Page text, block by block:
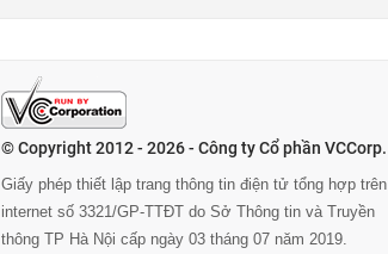
© Copyright 2012 - 2026 - Công ty Cổ phần VCCorp.
Giấy phép thiết lập trang thông tin điện tử tổng hợp trên
internet số 3321/GP-TTĐT do Sở Thông tin và Truyền
thông TP Hà Nội cấp ngày 03 tháng 07 năm 2019.